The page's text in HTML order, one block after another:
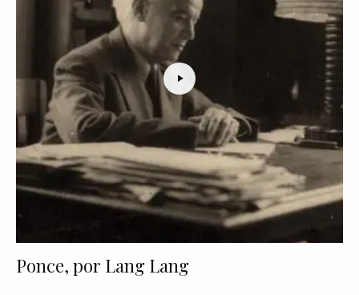
Ponce, por Lang Lang